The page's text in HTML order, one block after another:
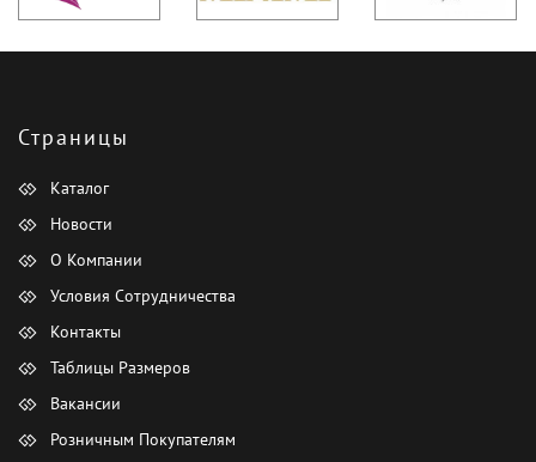
Страницы
Каталог
Новости
О Компании
Условия Сотрудничества
Контакты
Таблицы Размеров
Вакансии
Розничным Покупателям